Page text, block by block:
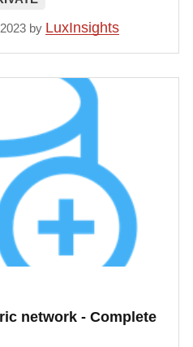
by LuxInsights
network - Complete